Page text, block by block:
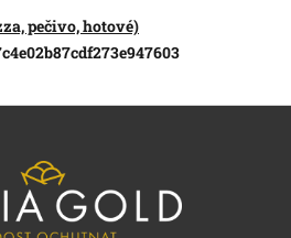
pečivo, hotové)